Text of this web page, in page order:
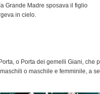
Grande Madre sposava il figlio
in cielo.
o Porta dei gemelli Giani, che
o maschile e femminile, a